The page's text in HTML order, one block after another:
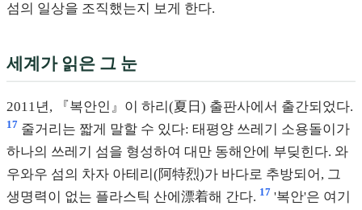
섬의 일상을 조직했는지 보게 한다.
세계가 읽은 그 눈
2011년, 『복안인』이 하리(夏日) 출판사에서 출간되었다.
17 줄거리는 짧게 말할 수 있다: 태평양 쓰레기 소용돌이가
하나의 쓰레기 섬을 형성하여 대만 동해안에 부딪힌다. 와
우와우 섬의 차자 아테리(阿特烈)가 바다로 추방되어, 그
생명력이 없는 플라스틱 산에漂着해 간다. 17 '복안'은 여기